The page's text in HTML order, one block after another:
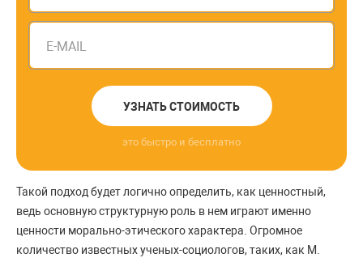
E-MAIL
УЗНАТЬ СТОИМОСТЬ
это быстро и бесплатно
Такой подход будет логично определить, как ценностный,
ведь основную структурную роль в нем играют именно
ценности морально-этического характера. Огромное
количество известных ученых-социологов, таких, как М.